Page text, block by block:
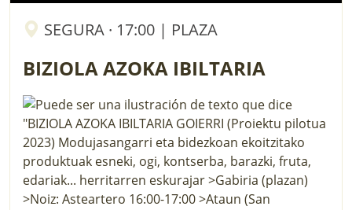
SEGURA · 17:00 | PLAZA
BIZIOLA AZOKA IBILTARIA